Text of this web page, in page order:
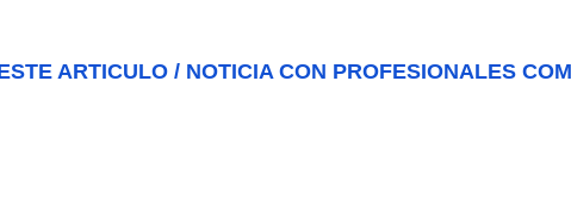
ARTICULO / NOTICIA CON PROFESIONALES